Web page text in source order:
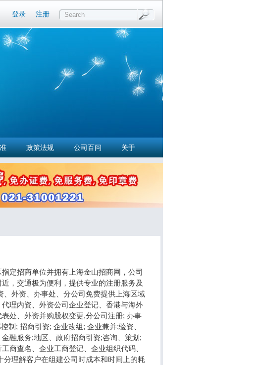
Search
注册
登录
政策法规 公司百问 关于
定招商单位并拥有上海金山招商网，公司
，交通极为便利，提供专业的注册服务及
外资、办事处、分公司免费提供上海区域
理内资、外资公司企业登记、香港与海外
处、外资并购股权变更,分公司注册; 办事
制; 招商引资; 企业改组; 企业兼并;验资、
融服务;地区、政府招商引资;咨询、策划;
查名、企业工商登记、企业组织代码、
理解客户在组建公司时成本和时间上的耗